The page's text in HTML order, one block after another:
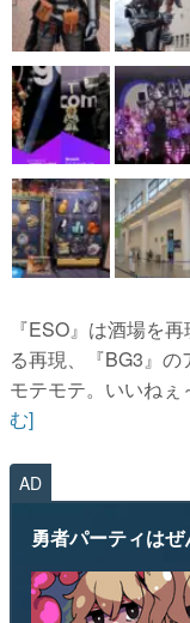
『ESO』は酒場を
る再現、『BG3』
モテモテ。いいね
む]
AD
勇者パーティはぜ